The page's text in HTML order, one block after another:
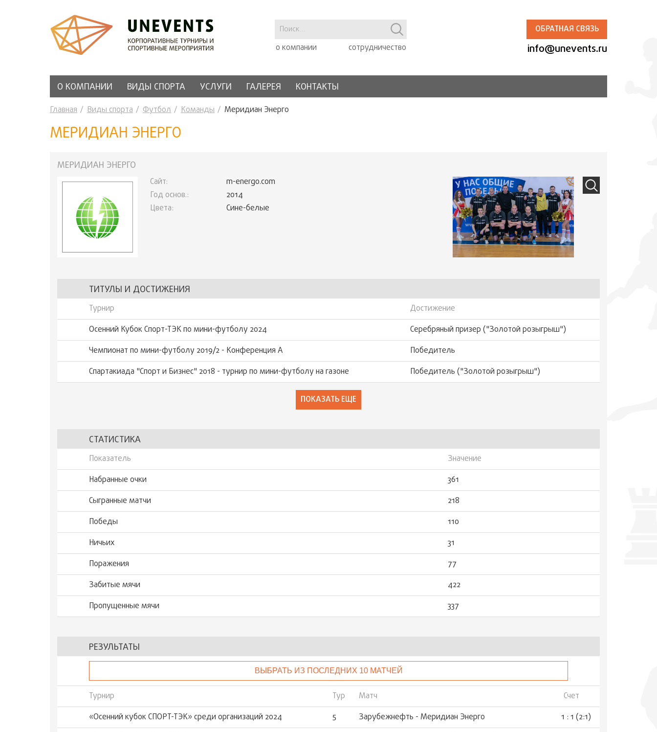
о компании сотрудничество
ОБРАТНАЯ СВЯЗЬ
info@unevents.ru
О КОМПАНИИ ВИДЫ СПОРТА УСЛУГИ ГАЛЕРЕЯ КОНТАКТЫ
Главная Виды спорта Футбол Команды Меридиан Энерго
МЕРИДИАН ЭНЕРГО
МЕРИДИАН ЭНЕРГО
Сайт:
m-energo.com
Год основ.:
2014
Цвета:
Сине-белые
ТИТУЛЫ И ДОСТИЖЕНИЯ
Турнир
Достижение
Осенний Кубок Спорт-ТЭК по мини-футболу 2024
Серебряный призер ("Золотой розыгрыш")
Чемпионат по мини-футболу 2019/2 - Конференция А
Победитель
Спартакиада "Спорт и Бизнес" 2018 - турнир по мини-футболу на газоне
Победитель ("Золотой розыгрыш")
ПОКАЗАТЬ ЕЩЕ
СТАТИСТИКА
Показатель
Значение
Набранные очки
361
Сыгранные матчи
218
Победы
110
Ничьих
31
Поражения
77
Забитые мячи
422
Пропущенные мячи
337
РЕЗУЛЬТАТЫ
ВЫБРАТЬ ИЗ ПОСЛЕДНИХ 10 МАТЧЕЙ
Турнир Тур Матч
Счет
«Осенний кубок СПОРТ-ТЭК» среди организаций 2024
5 Зарубежнефть - Меридиан Энерго
1 : 1 (2:1)